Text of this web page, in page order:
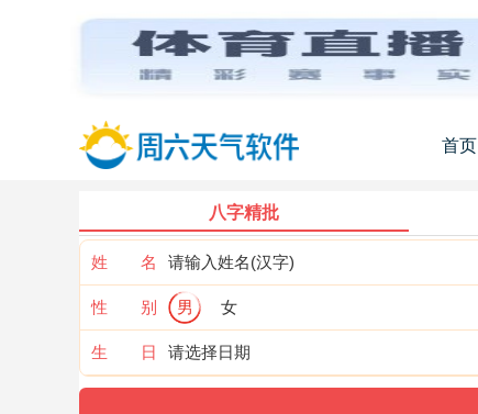
首页
八字精批
姓 名
性 别 男 女
生 日